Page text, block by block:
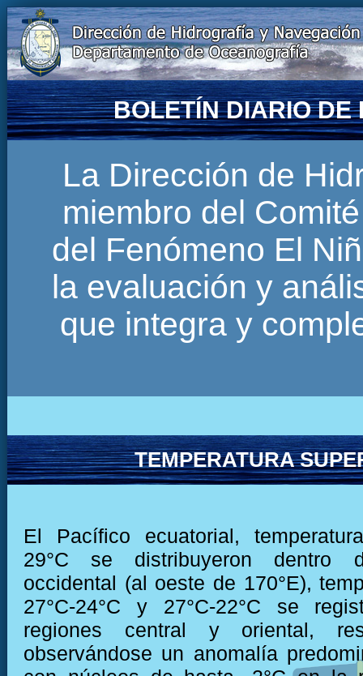
BOLETÍN DIARIO DE
La Dirección de
miembro del
del Fenómeno El
la evaluación y
que integra y
TEMPERATURA
El Pacífico ecuatorial,
29°C se distribuyeron dentro
occidental (al oeste de 170°E),
27°C-24°C y 27°C-22°C se
regiones central y oriental,
observándose un anomalía